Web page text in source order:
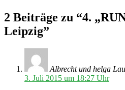
2 Beiträge zu “4.
Leipzig”
Albrecht und helga
3. Juli 2015 um 18:27 Uhr